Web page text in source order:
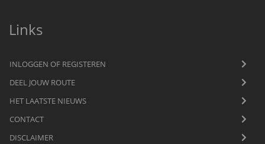
Links
INLOGGEN OF REGISTEREN
DEEL JOUW ROUTE
HET LAATSTE NIEUWS
CONTACT
DISCLAIMER